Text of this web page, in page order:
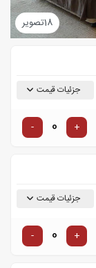
18تصویر
جزئیات قیمت
+
-
جزئیات قیمت
+
-